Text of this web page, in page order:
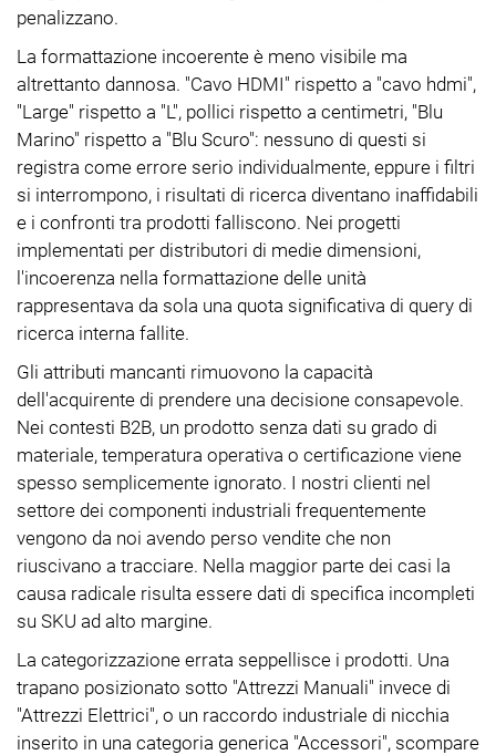
penalizzano.
La formattazione incoerente è meno visibile ma
altrettanto dannosa. "Cavo HDMI" rispetto a "cavo hdmi",
"Large" rispetto a "L", pollici rispetto a centimetri, "Blu
Marino" rispetto a "Blu Scuro": nessuno di questi si
registra come errore serio individualmente, eppure i filtri
si interrompono, i risultati di ricerca diventano inaffidabili
e i confronti tra prodotti falliscono. Nei progetti
implementati per distributori di medie dimensioni,
l'incoerenza nella formattazione delle unità
rappresentava da sola una quota significativa di query di
ricerca interna fallite.
Gli attributi mancanti rimuovono la capacità
dell'acquirente di prendere una decisione consapevole.
Nei contesti B2B, un prodotto senza dati su grado di
materiale, temperatura operativa o certificazione viene
spesso semplicemente ignorato. I nostri clienti nel
settore dei componenti industriali frequentemente
vengono da noi avendo perso vendite che non
riuscivano a tracciare. Nella maggior parte dei casi la
causa radicale risulta essere dati di specifica incompleti
su SKU ad alto margine.
La categorizzazione errata seppellisce i prodotti. Una
trapano posizionato sotto "Attrezzi Manuali" invece di
"Attrezzi Elettrici", o un raccordo industriale di nicchia
inserito in una categoria generica "Accessori", scompare